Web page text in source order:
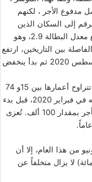
مدفوع الأجر ، لكنهم
إلى السكان الذين
تتراوح أعمارهم بين 15 و 75 عاماً. في أكتوبر 2021، بلغ معدل البطالة 2.9، وهو
2020. في الفترة الفاصلة بين التاريخين، ارتفع
معدل البطالة في بضعة أشهر إلى حوالي 4.6% في أغسطس 2020 ثم بدأ ينخفض
في أكتوبر، كان 69.9 في المائة من الفئة العمرية التي تتراوح أعمارها بين 15و 74
عاماً يعملون بأجر. وتعد هذه النسبة أعلى مما كانت عليه في فبراير 2020، قبل بدء
أزمة كورونا (69.3). منذ ذلك الحين، زاد عدد العاملين بأجر بمقدار 100 ألف. تُعزى
من هذا العام، إلا أن
التوظيف بالنسبة لهم في أكتوبر (65.6 بالمائة) لا يزال متخلفاً عن